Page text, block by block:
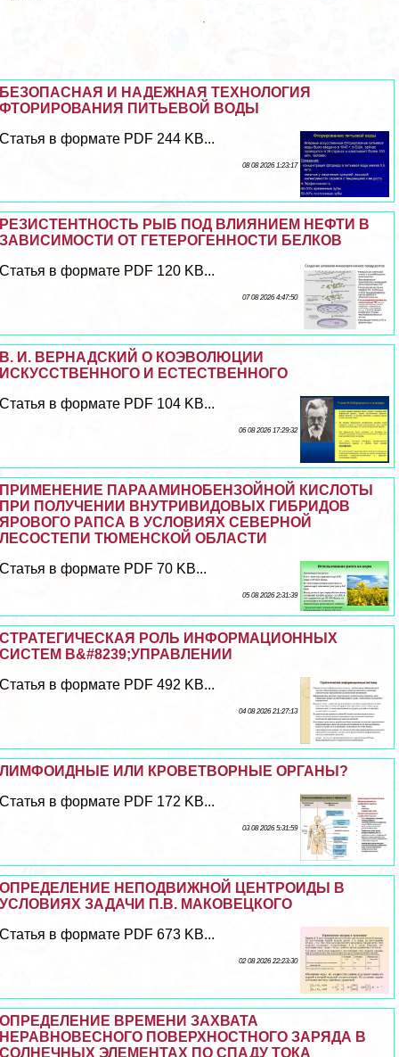
БЕЗОПАСНАЯ И НАДЕЖНАЯ ТЕХНОЛОГИЯ
ФТОРИРОВАНИЯ ПИТЬЕВОЙ ВОДЫ
Статья в формате PDF 244 KB...
08 08 2026 1:23:17
РЕЗИСТЕНТНОСТЬ РЫБ ПОД ВЛИЯНИЕМ НЕФТИ В
ЗАВИСИМОСТИ ОТ ГЕТЕРОГЕННОСТИ БЕЛКОВ
Статья в формате PDF 120 KB...
07 08 2026 4:47:50
В. И. ВЕРНАДСКИЙ О КОЭВОЛЮЦИИ
ИСКУССТВЕННОГО И ЕСТЕСТВЕННОГО
Статья в формате PDF 104 KB...
06 08 2026 17:29:32
ПРИМЕНЕНИЕ ПАРААМИНОБЕНЗОЙНОЙ КИСЛОТЫ
ПРИ ПОЛУЧЕНИИ ВНУТРИВИДОВЫХ ГИБРИДОВ
ЯРОВОГО РАПСА В УСЛОВИЯХ СЕВЕРНОЙ
ЛЕСОСТЕПИ ТЮМЕНСКОЙ ОБЛАСТИ
Статья в формате PDF 70 KB...
05 08 2026 2:31:39
СТРАТЕГИЧЕСКАЯ РОЛЬ ИНФОРМАЦИОННЫХ
СИСТЕМ В&#8239;УПРАВЛЕНИИ
Статья в формате PDF 492 KB...
04 08 2026 21:27:13
ЛИМФОИДНЫЕ ИЛИ КРОВЕТВОРНЫЕ ОРГАНЫ?
Статья в формате PDF 172 KB...
03 08 2026 5:31:59
ОПРЕДЕЛЕНИЕ НЕПОДВИЖНОЙ ЦЕНТРОИДЫ В
УСЛОВИЯХ ЗАДАЧИ П.В. МАКОВЕЦКОГО
Статья в формате PDF 673 KB...
02 08 2026 22:23:30
ОПРЕДЕЛЕНИЕ ВРЕМЕНИ ЗАХВАТА
НЕРАВНОВЕСНОГО ПОВЕРХНОСТНОГО ЗАРЯДА В
СОЛНЕЧНЫХ ЭЛЕМЕНТАХ ПО СПАДУ ТОКА